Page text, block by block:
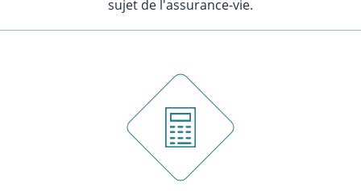
sujet de l'assurance-vie.